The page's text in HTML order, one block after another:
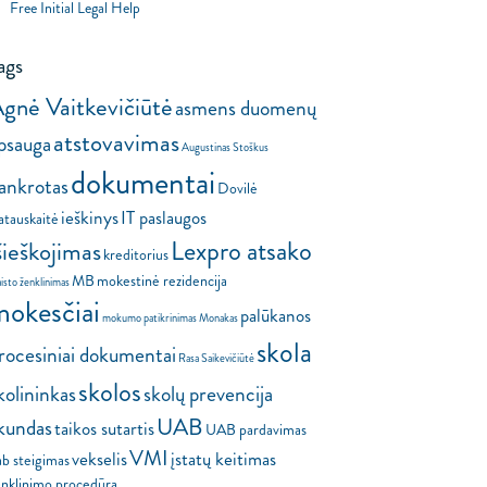
Free Initial Legal Help
Vaitkevičiūtėasmens duomenų
atstovavimasAugustinas Stoškus
dokumentai Dovilė
ieškinysIT paslaugos
kreditorius Lexpro atsako
ženklinimasMB mokestinė rezidencija
mokumo patikrinimasMonakas palūkanos
dokumentai Rasa Saikevičiūtė skola
skolosskolų prevencija
taikos sutartisUAB UAB pardavimas
steigimasvekselisVMIįstatų keitimas